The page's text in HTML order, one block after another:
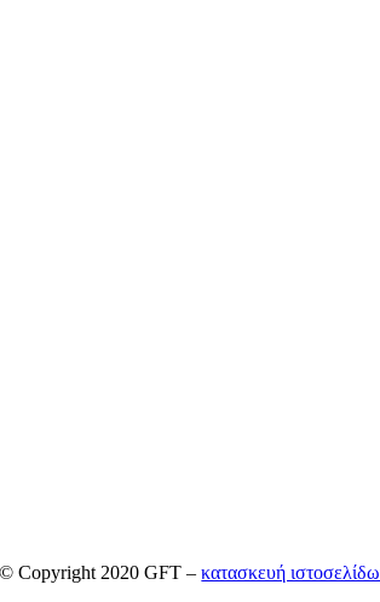
© Copyright 2020 GFT –κατασκευή